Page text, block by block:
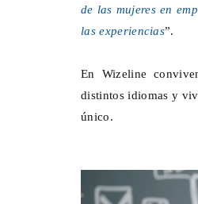
de las mujeres en
las experiencias”.
En Wizeline
distintos idiomas y
único.